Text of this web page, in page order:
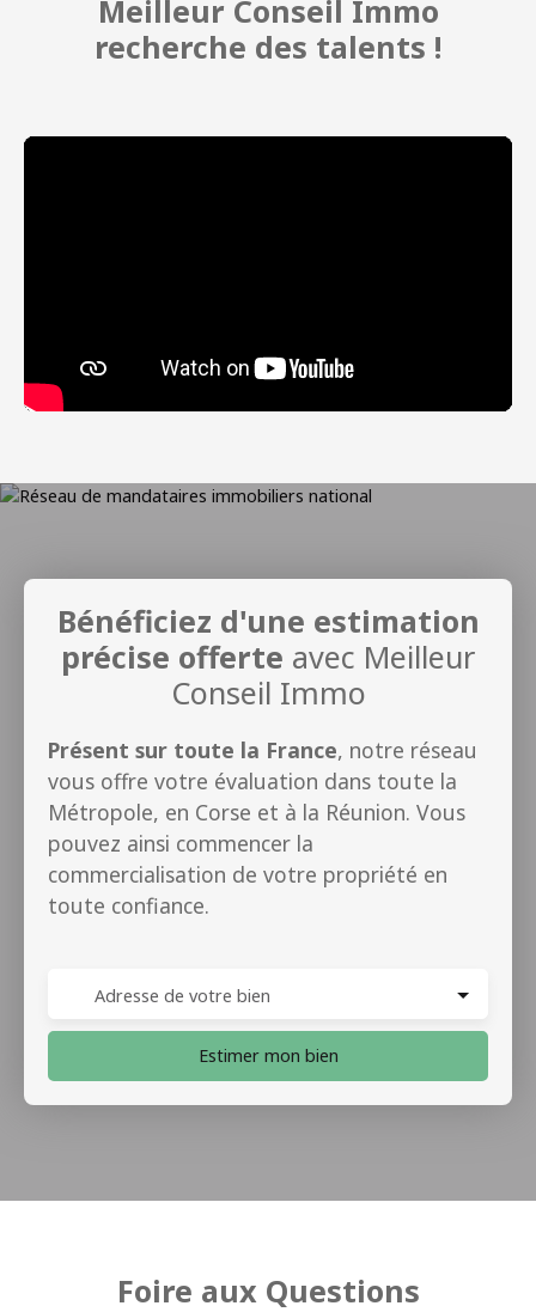
Meilleur Conseil Immo
recherche des talents !
Bénéficiez d'une estimation
précise offerte avec Meilleur
Conseil Immo
Présent sur toute la France, notre réseau
vous offre votre évaluation dans toute la
Métropole, en Corse et à la Réunion. Vous
pouvez ainsi commencer la
commercialisation de votre propriété en
toute confiance.
Adresse de votre bien
Estimer mon bien
Foire aux Questions